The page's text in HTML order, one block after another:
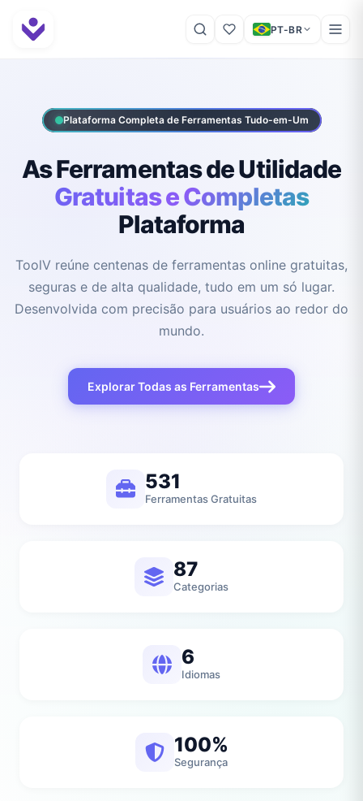
PT-BR
Plataforma Completa de Ferramentas Tudo-em-Um
As Ferramentas de Utilidade
Gratuitas e Completas
Plataforma
ToolV reúne centenas de ferramentas online gratuitas,
seguras e de alta qualidade, tudo em um só lugar.
Desenvolvida com precisão para usuários ao redor do
mundo.
Explorar Todas as Ferramentas
531
Ferramentas Gratuitas
87
Categorias
6
Idiomas
100%
Segurança